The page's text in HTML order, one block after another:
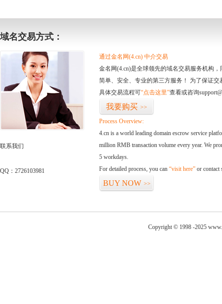
域名交易方式：
联系我们
QQ：2726103981
通过金名网(4.cn) 中介交易
金名网(4.cn)是全球领先的域名交易服务机构
简单、安全、专业的第三方服务！ 为了保证
具体交易流程可“点击这里”查看或咨询
我要购买 >>
Process Overview:
4.cn is a world leading domain escrow service
million RMB transaction volume every year. We
5 workdays.
For detailed process, you can “visit here” or contact
BUY NOW >>
Copyright © 1998 -2025